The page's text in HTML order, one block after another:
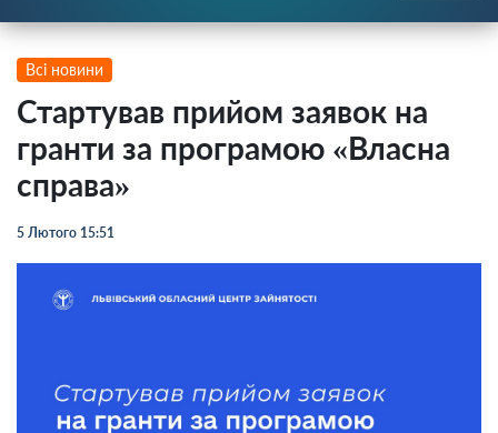
Всі новини
Стартував прийом заявок на
гранти за програмою «Власна
справа»
5 Лютого 15:51